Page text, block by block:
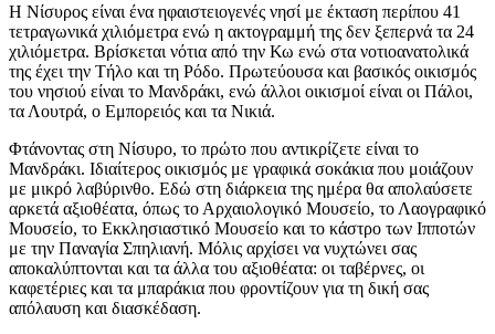
Η Νίσυρος είναι ένα ηφαιστειογενές νησί με έκταση περίπου 41
τετραγωνικά χιλιόμετρα ενώ η ακτογραμμή της δεν ξεπερνά τα 24
χιλιόμετρα. Βρίσκεται νότια από την Κω ενώ στα νοτιοανατολικά
της έχει την Τήλο και τη Ρόδο. Πρωτεύουσα και βασικός οικισμός
του νησιού είναι το Μανδράκι, ενώ άλλοι οικισμοί είναι οι Πάλοι,
τα Λουτρά, ο Εμπορειός και τα Νικιά.
Φτάνοντας στη Νίσυρο, το πρώτο που αντικρίζετε είναι το
Μανδράκι. Ιδιαίτερος οικισμός με γραφικά σοκάκια που μοιάζουν
με μικρό λαβύρινθο. Εδώ στη διάρκεια της ημέρα θα απολαύσετε
αρκετά αξιοθέατα, όπως το Αρχαιολογικό Μουσείο, το Λαογραφικό
Μουσείο, το Εκκλησιαστικό Μουσείο και το κάστρο των Ιπποτών
με την Παναγία Σπηλιανή. Μόλις αρχίσει να νυχτώνει σας
αποκαλύπτονται και τα άλλα του αξιοθέατα: οι ταβέρνες, οι
καφετέριες και τα μπαράκια που φροντίζουν για τη δική σας
απόλαυση και διασκέδαση.